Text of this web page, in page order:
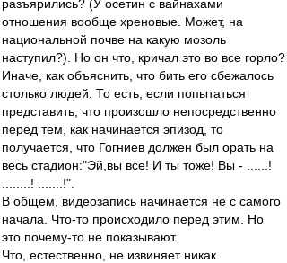
разъярились? (У осетин с вайнахами
отношения вообще хреновые. Может, на
национальной почве на какую мозоль
наступил?). Но он что, кричал это во все горло?
Иначе, как объяснить, что бить его сбежалось
столько людей. То есть, если попытаться
представить, что произошло непосредственно
перед тем, как начинается эпизод, то
получается, что Гогниев должен был орать на
весь стадион:"Эй,вы все! И ты тоже! Вы - ......!
........! .......!".
В общем, видеозапись начинается не с самого
начала. Что-то происходило перед этим. Но
это почему-то не показывают.
Что, естественно, не извиняет никак